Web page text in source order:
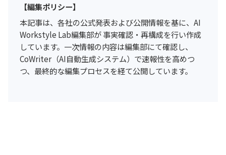
【編集ポリシー】
本記事は、各社の公式発表および公開情報を基に、AI
Workstyle Lab編集部が 事実確認・再構成を行い作成
しています。一次情報の内容は編集部にて確認し、
CoWriter（AI自動生成システム）で速報性を高めつ
つ、最終的な編集プロセスを経て公開しています。